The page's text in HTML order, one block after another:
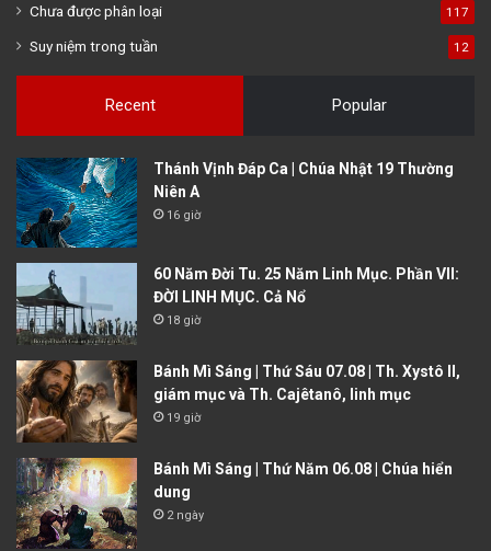
Chưa được phân loại 117
Suy niệm trong tuần 12
Recent Popular
Thánh Vịnh Đáp Ca | Chúa Nhật 19 Thường
Niên A
16 giờ
60 Năm Đời Tu. 25 Năm Linh Mục. Phần VII:
ĐỜI LINH MỤC. Cả Nổ
18 giờ
Bánh Mì Sáng | Thứ Sáu 07.08 | Th. Xystô II,
giám mục và Th. Cajêtanô, linh mục
19 giờ
Bánh Mì Sáng | Thứ Năm 06.08 | Chúa hiển
dung
2 ngày